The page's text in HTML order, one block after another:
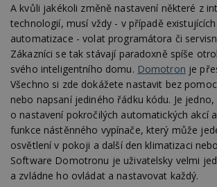
A kvůli jakékoli změně nastavení některé z
technologií, musí vždy - v případě
automatizace - volat programátora či
Zákazníci se tak stávají paradoxně spíše
svého inteligentního domu. Domotron je
Všechno si zde dokážete nastavit bez
nebo napsaní jediného řádku kódu. Je
o nastavení pokročilých automatických akcí
funkce nástěnného vypínače, který může
osvětlení v pokoji a další den klimatizaci
Software Domotronu je uživatelsky velmi
a zvládne ho ovládat a nastavovat každý.